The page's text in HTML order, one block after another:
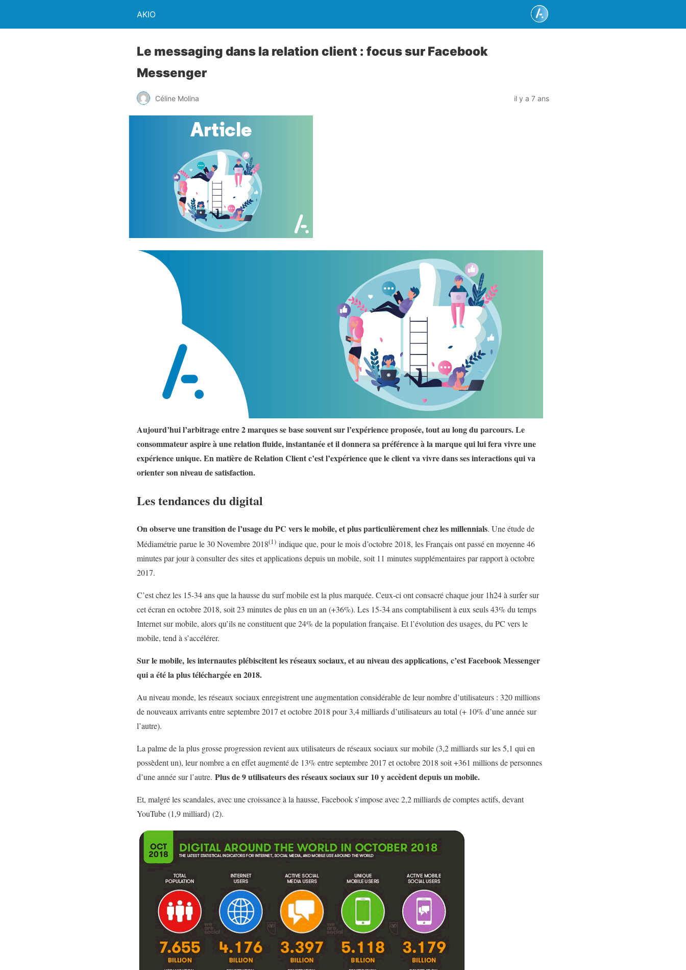
AKIO
Le messaging dans la relation client : focus sur Facebook
Messenger
Céline Molina il y a 7 ans
Aujourd’hui l’arbitrage entre 2 marques se base souvent sur l’expérience proposée, tout au long du parcours. Le
consommateur aspire à une relation fluide, instantanée et il donnera sa préférence à la marque qui lui fera vivre une
expérience unique. En matière de Relation Client c’est l’expérience que le client va vivre dans ses interactions qui va
orienter son niveau de satisfaction.
Les tendances du digital
On observe une transition de l’usage du PC vers le mobile, et plus particulièrement chez les millennials. Une étude de
Médiamétrie parue le 30 Novembre 2018(1) indique que, pour le mois d’octobre 2018, les Français ont passé en moyenne 46
minutes par jour à consulter des sites et applications depuis un mobile, soit 11 minutes supplémentaires par rapport à octobre
2017.
C’est chez les 15-34 ans que la hausse du surf mobile est la plus marquée. Ceux-ci ont consacré chaque jour 1h24 à surfer sur
cet écran en octobre 2018, soit 23 minutes de plus en un an (+36%). Les 15-34 ans comptabilisent à eux seuls 43% du temps
Internet sur mobile, alors qu’ils ne constituent que 24% de la population française. Et l’évolution des usages, du PC vers le
mobile, tend à s’accélérer.
Sur le mobile, les internautes plébiscitent les réseaux sociaux, et au niveau des applications, c’est Facebook Messenger
qui a été la plus téléchargée en 2018.
Au niveau monde, les réseaux sociaux enregistrent une augmentation considérable de leur nombre d’utilisateurs : 320 millions
de nouveaux arrivants entre septembre 2017 et octobre 2018 pour 3,4 milliards d’utilisateurs au total (+ 10% d’une année sur
l’autre).
La palme de la plus grosse progression revient aux utilisateurs de réseaux sociaux sur mobile (3,2 milliards sur les 5,1 qui en
possèdent un), leur nombre a en effet augmenté de 13% entre septembre 2017 et octobre 2018 soit +361 millions de personnes
d’une année sur l’autre. Plus de 9 utilisateurs des réseaux sociaux sur 10 y accèdent depuis un mobile.
Et, malgré les scandales, avec une croissance à la hausse, Facebook s’impose avec 2,2 milliards de comptes actifs, devant
YouTube (1,9 milliard) (2).